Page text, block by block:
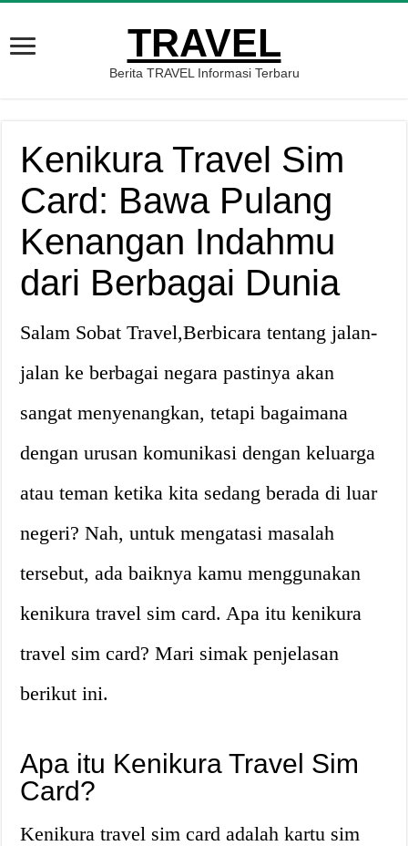
TRAVEL
Berita TRAVEL Informasi Terbaru
Kenikura Travel Sim
Card: Bawa Pulang
Kenangan Indahmu
dari Berbagai Dunia
Salam Sobat Travel,Berbicara tentang jalan-
jalan ke berbagai negara pastinya akan
sangat menyenangkan, tetapi bagaimana
dengan urusan komunikasi dengan keluarga
atau teman ketika kita sedang berada di luar
negeri? Nah, untuk mengatasi masalah
tersebut, ada baiknya kamu menggunakan
kenikura travel sim card. Apa itu kenikura
travel sim card? Mari simak penjelasan
berikut ini.
Apa itu Kenikura Travel Sim
Card?
Kenikura travel sim card adalah kartu sim